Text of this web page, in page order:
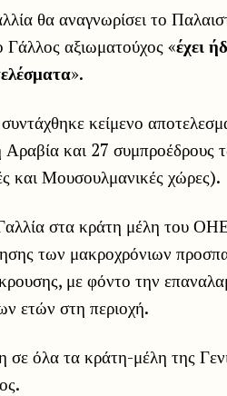
θα αναγνωρίσει το
Γάλλος αξιωματούχος «έχει
».
κείμενο
Αραβία και 27
και Μουσουλμανικές χώρες).
στα κράτη μέλη του
των μακροχρόνιων
με φόντο την
ετών στη περιοχή.
σε όλα τα κράτη-μέλη της